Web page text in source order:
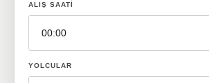
ALIŞ SAATI
YOLCULAR